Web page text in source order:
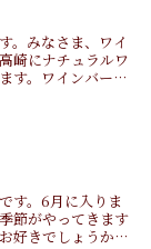
。みなさま、ワイ
崎にナチュラルワ
す。ワインバール
す。6月に入りま
節がやってきます
好きでしょうか？